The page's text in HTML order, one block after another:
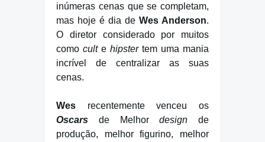
inúmeras cenas que se completam,
mas hoje é dia de Wes Anderson.
O diretor considerado por muitos
como culte hipstertem uma mania
incrível de centralizar as suas
cenas.
Wes recentemente venceu os
Oscars
de Melhordesign de
produção, melhor figurino, melhor